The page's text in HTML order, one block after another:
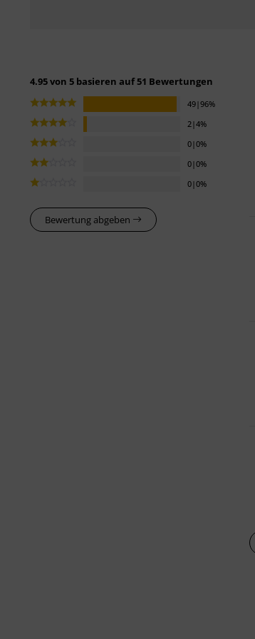
4.95 von 5 basieren auf 51 Bewertungen
49|96%
2|4%
0|0%
0|0%
0|0%
Bewertung abgeben